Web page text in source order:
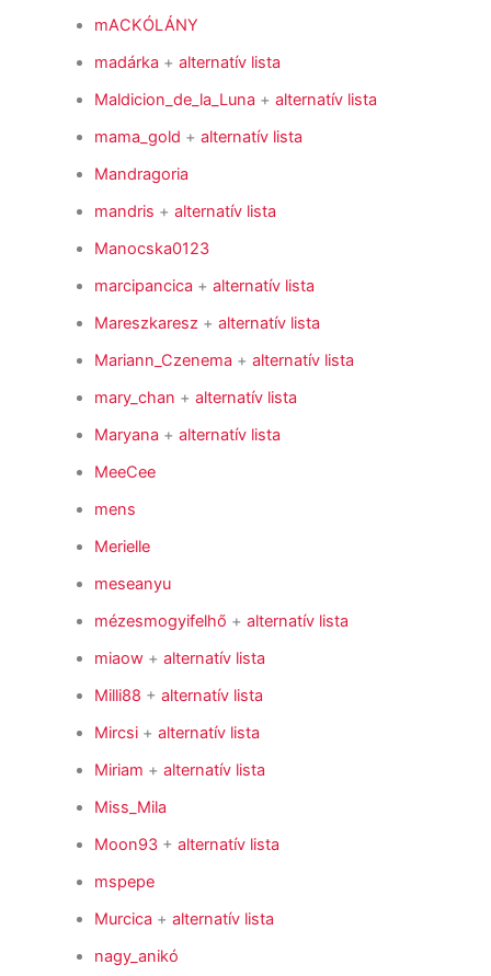
mACKÓLÁNY
madárka +alternatív lista
Maldicion_de_la_Luna +alternatív lista
mama_gold +alternatív lista
Mandragoria
mandris +alternatív lista
Manocska0123
marcipancica +alternatív lista
Mareszkaresz +alternatív lista
Mariann_Czenema +alternatív lista
mary_chan +alternatív lista
Maryana +alternatív lista
MeeCee
mens
Merielle
meseanyu
mézesmogyifelhő +alternatív lista
miaow +alternatív lista
Milli88 +alternatív lista
Mircsi +alternatív lista
Miriam +alternatív lista
Miss_Mila
Moon93 +alternatív lista
mspepe
Murcica +alternatív lista
nagy_anikó